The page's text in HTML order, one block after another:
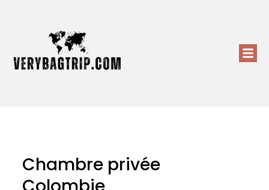
Chambre privée